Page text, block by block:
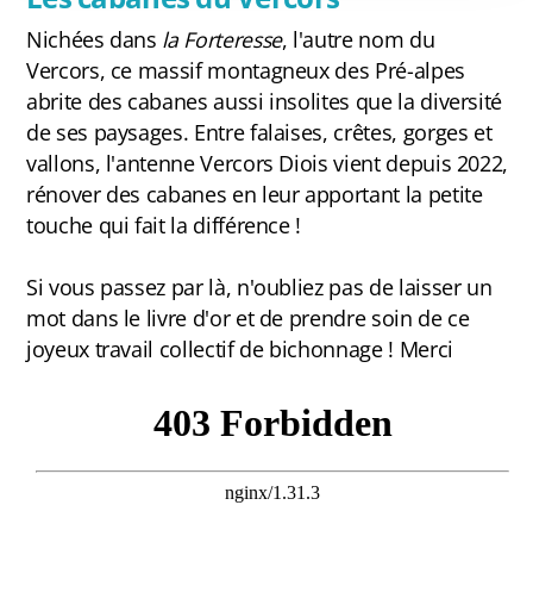
Nichées dans la Forteresse, l'autre nom du
Vercors, ce massif montagneux des Pré-alpes
abrite des cabanes aussi insolites que la diversité
de ses paysages. Entre falaises, crêtes, gorges et
vallons, l'antenne Vercors Diois vient depuis 2022,
rénover des cabanes en leur apportant la petite
touche qui fait la différence !
Si vous passez par là, n'oubliez pas de laisser un
mot dans le livre d'or et de prendre soin de ce
joyeux travail collectif de bichonnage ! Merci
Calendrier 2026
FAQ
Carte des cabanes
Baronnies Provençales